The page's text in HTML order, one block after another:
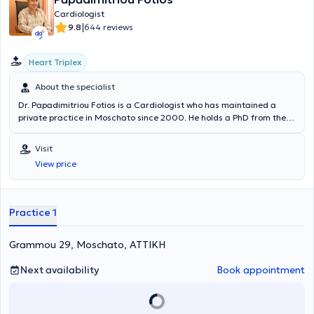
Cardiologist
9.8|644 reviews
Heart Triplex
About the specialist
Dr. Papadimitriou Fotios is a Cardiologist who has maintained a
private practice in Moschato since 2000. He holds a PhD from the
Athens and is also a graduate of the same institution. He serves as
an Associate Physician at the Cardiothoracic Surgery Clinic of the
"Hygeia" Hospital and has previously worked as a Cardiologist in the
Cardiology Clinic of the General Hospital of Athens "Laiko".
English.
Visit
View price
Practice 1
Grammou 29, Moschato, ΑΤΤΙΚΗ
Next availability
Book appointment